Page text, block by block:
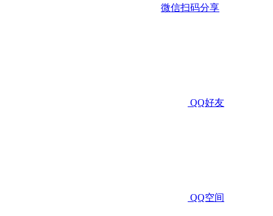
微信扫码分享
QQ好友
QQ空间